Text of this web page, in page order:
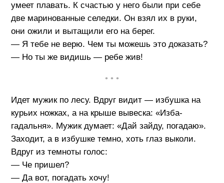
умеет плавать. К счастью у него были при себе
две маринованные селедки. Он взял их в руки,
они ожили и вытащили его на берег.
— Я тебе не верю. Чем ты можешь это доказать?
— Но ты же видишь — ребе жив!
• • •
Идет мужик по лесу. Вдруг видит — избушка на
курьих ножках, а на крыше вывеска: «Изба-
гадальня». Мужик думает: «Дай зайду, погадаю».
Заходит, а в избушке темно, хоть глаз выколи.
Вдруг из темноты голос:
— Че пришел?
— Да вот, погадать хочу!